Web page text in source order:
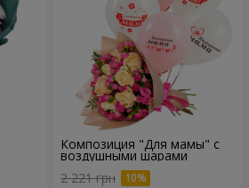
Композиция "Для мамы" с
воздушными шарами
2 221 грн